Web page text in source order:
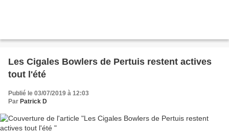
Les Cigales Bowlers de Pertuis restent actives
tout l'été
Publié le 03/07/2019 à 12:03
Par Patrick D